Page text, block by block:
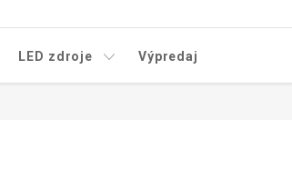
LED zdroje Výpredaj